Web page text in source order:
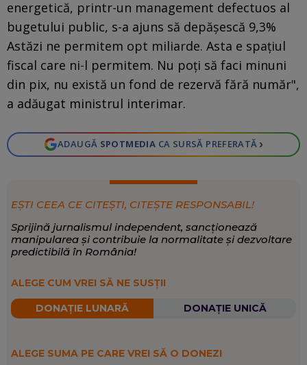
energetică, printr-un management defectuos al
bugetului public, s-a ajuns să depășescă 9,3%
Astăzi ne permitem opt miliarde. Asta e spațiul
fiscal care ni-l permitem. Nu poți să faci minuni
din pix, nu există un fond de rezervă fără număr",
a adăugat ministrul interimar.
ADAUGĂ SPOTMEDIA CA SURSĂ PREFERATĂ ›
EȘTI CEEA CE CITEȘTI, CITEȘTE RESPONSABIL!
Sprijină jurnalismul independent, sancționează
manipularea și contribuie la normalitate și dezvoltare
predictibilă în România!
ALEGE CUM VREI SĂ NE SUSȚII
DONAȚIE LUNARĂ DONAȚIE UNICĂ
ALEGE SUMA PE CARE VREI SĂ O DONEZI